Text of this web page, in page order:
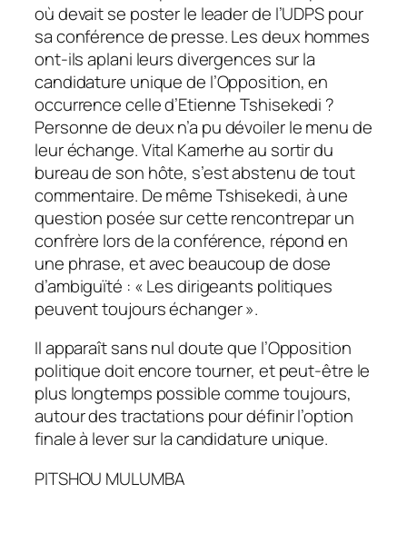
où devait se poster le leader de l’UDPS pour
sa conférence de presse. Les deux hommes
ont-ils aplani leurs divergences sur la
candidature unique de l’Opposition, en
occurrence celle d’Etienne Tshisekedi ?
Personne de deux n’a pu dévoiler le menu de
leur échange. Vital Kamerhe au sortir du
bureau de son hôte, s’est abstenu de tout
commentaire. De même Tshisekedi, à une
question posée sur cette rencontrepar un
confrère lors de la conférence, répond en
une phrase, et avec beaucoup de dose
d’ambiguïté : « Les dirigeants politiques
peuvent toujours échanger ».
Il apparaît sans nul doute que l’Opposition
politique doit encore tourner, et peut-être le
plus longtemps possible comme toujours,
autour des tractations pour définir l’option
finale à lever sur la candidature unique.
PITSHOU MULUMBA